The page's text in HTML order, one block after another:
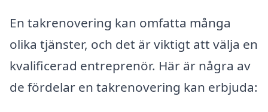
En takrenovering kan omfatta många
olika tjänster, och det är viktigt att välja en
kvalificerad entreprenör. Här är några av
de fördelar en takrenovering kan erbjuda: